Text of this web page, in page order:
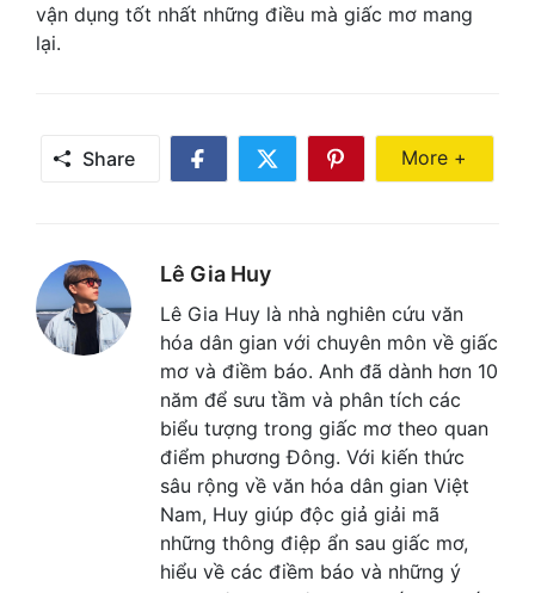
vận dụng tốt nhất những điều mà giấc mơ mang
lại.
Share
Share
Share
Share
More +
Lê Gia Huy
Lê Gia Huy là nhà nghiên cứu văn
hóa dân gian với chuyên môn về giấc
mơ và điềm báo. Anh đã dành hơn 10
năm để sưu tầm và phân tích các
biểu tượng trong giấc mơ theo quan
điểm phương Đông. Với kiến thức
sâu rộng về văn hóa dân gian Việt
Nam, Huy giúp độc giả giải mã
những thông điệp ẩn sau giấc mơ,
hiểu về các điềm báo và những ý